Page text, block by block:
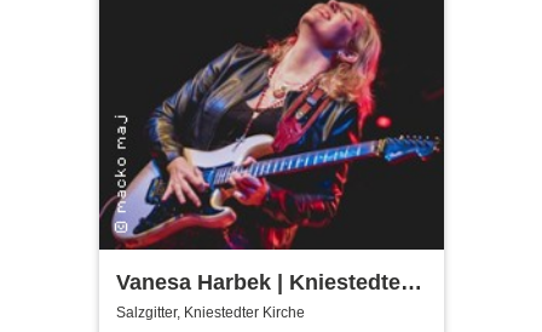
Vanesa Harbek | Kniestedter
Kirche
Salzgitter, Kniestedter Kirche